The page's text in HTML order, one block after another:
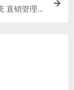
直销管理软